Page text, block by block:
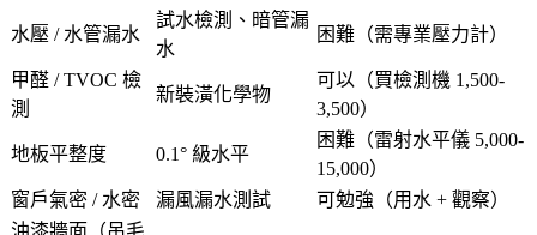
水壓 / 水管漏水
試水檢測、暗管漏
水
困難 （需專業壓力計）
甲醛 / TVOC 檢
測
新裝潢化學物
可以（買檢測機 1,500-
3,500）
地板平整度 0.1° 級水平
困難 （雷射水平儀 5,000-
15,000）
窗戶氣密 / 水密
漏風漏水測試
可勉強（用水 + 觀察）
油漆牆面 （吊毛